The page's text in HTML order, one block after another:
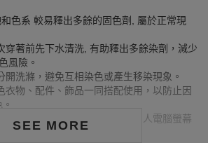
SEE MORE
色系 較易釋出多餘的固色劑, 屬於正常現
著前先下水清洗, 有助釋出多餘染劑，減少
風險。
洗滌，避免互相染色或產生移染現象。
物、配件、飾品一同搭配使用，以防止因
為接近，但因圖檔顏色會因個人電腦螢幕
實際商品顏色為準。